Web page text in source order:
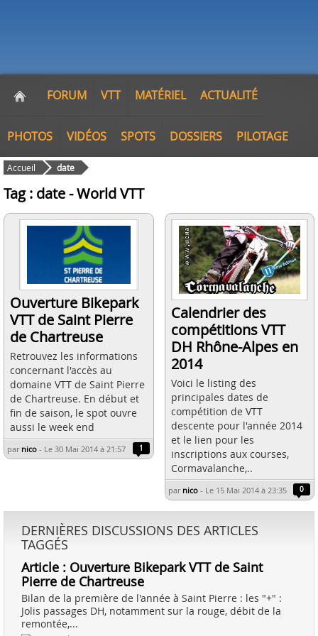
FORUM VTT MATÉRIEL ACTUALITÉ
PHOTOS VIDÉOS SPOTS DOSSIERS PILOTAGE
Accueil date
Tag : date - World VTT
Ouverture Bikepark
VTT de Saint Pierre
de Chartreuse
Retrouvez les informations
concernant l'accès au
domaine VTT de Saint Pierre
de Chartreuse. En début et
fin de saison, le spot ouvre
aussi le week end
par nico - Le 30 Mai 2014 à 21:57 1
Calendrier des
compétitions VTT
DH Rhône-Alpes en
2014
Voici le listing des
principales dates de
compétition de VTT
descente pour l'année 2014
et le lien pour les
inscriptions aux courses,
Cormavalanche,..
par nico- Le 15 Mai 2014 à 23:35 0
DERNIÈRES DISCUSSIONS DES ARTICLES
TAGGÉS
Article : Ouverture Bikepark VTT de Saint
Pierre de Chartreuse
Bilan de la première de l'année à Saint Pierre : les "+" :
Jolis passages DH, notamment sur la rouge, débit de la
remontée,...